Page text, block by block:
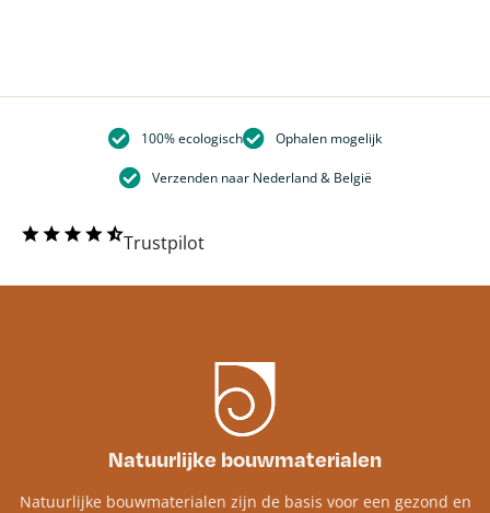
100% ecologisch Ophalen mogelijk
Verzenden naar Nederland & België
Trustpilot
Natuurlijke bouwmaterialen
Natuurlijke bouwmaterialen zijn de basis voor een gezond en